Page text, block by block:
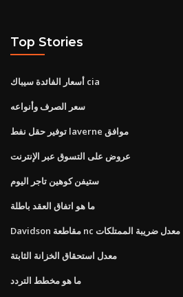
Top Stories
أسعار الفائدة سيباك cia
سعر الصرف وأنواعه
توفير حقل نفط laverne موافق
عروض على التسوق عبر الإنترنت
ستيفن كوهين تاجر اليوم
ما هو اتفاق العقد باطلة
Davidson مقاطعة nc معدل ضريبة الممتلكات
معدل استحقاق الخزانة الثابتة
ما هو مخطط التردد